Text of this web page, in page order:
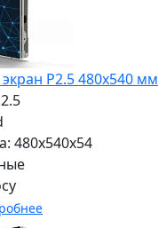
P2.5 480x540 мм
480x540x54